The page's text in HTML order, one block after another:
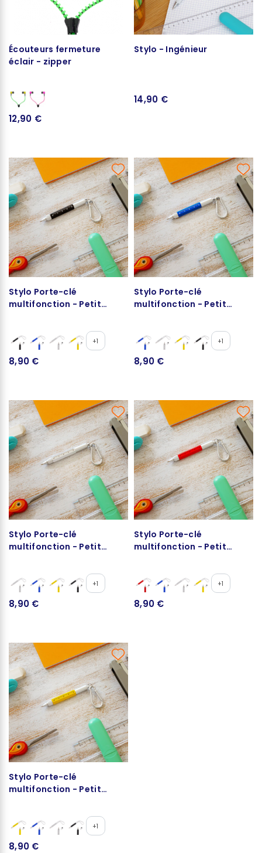
Écouteurs fermeture
éclair - zipper
12,90 €
Stylo - Ingénieur
14,90 €
Stylo Porte-clé
multifonction - Petit
+1
8,90 €
Stylo Porte-clé
multifonction - Petit
+1
8,90 €
Stylo Porte-clé
multifonction - Petit
+1
8,90 €
Stylo Porte-clé
multifonction - Petit
+1
8,90 €
Stylo Porte-clé
multifonction - Petit
+1
8,90 €